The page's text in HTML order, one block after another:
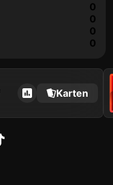
0
0
0
0
Karten